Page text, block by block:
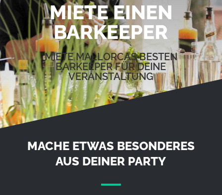
MIETE EINEN
BARKEEPER
MIETE MALLORCAS BESTEN
BARKEEPER FÜR DEINE
VERANSTALTUNG
MACHE ETWAS BESONDERES
AUS DEINER PARTY